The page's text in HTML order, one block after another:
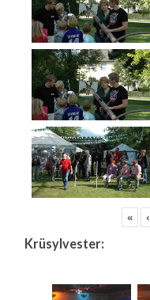
« ‹
Krüsylvester: